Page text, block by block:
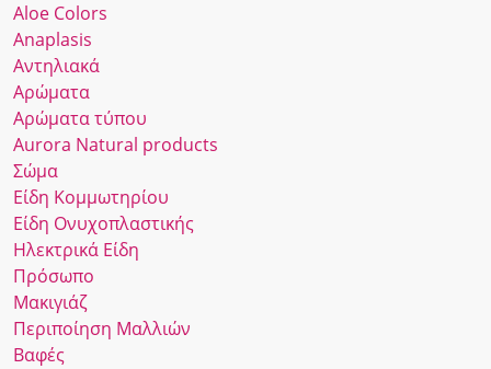
Αloe Colors
Anaplasis
Αντηλιακά
Αρώματα
Αρώματα τύπου
Αurora Νatural products
Σώμα
Είδη Κομμωτηρίου
Είδη Ονυχοπλαστικής
Ηλεκτρικά Είδη
Πρόσωπο
Μακιγιάζ
Περιποίηση Μαλλιών
Βαφές